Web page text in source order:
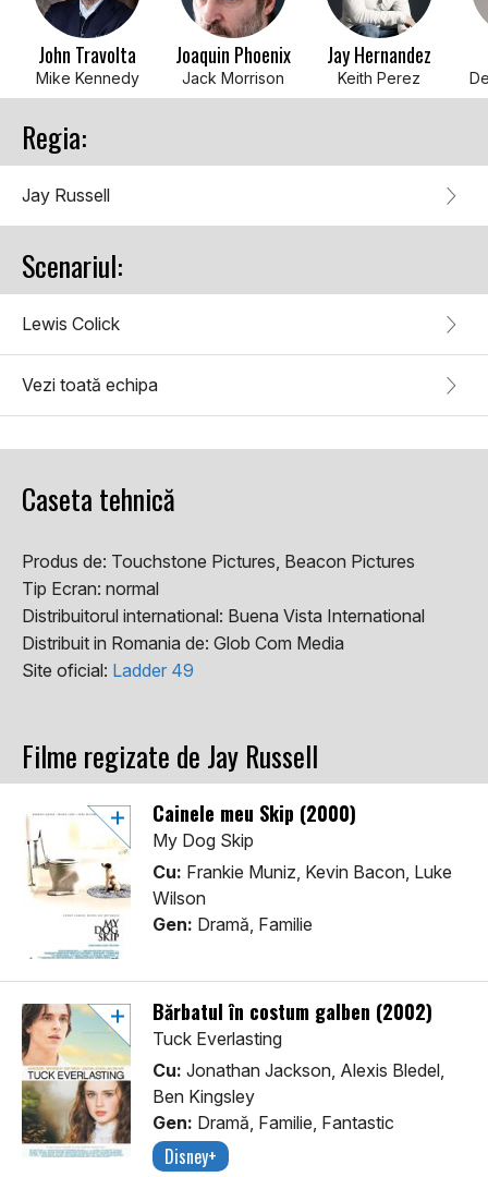
John Travolta
Mike Kennedy
Joaquin Phoenix
Jack Morrison
Jay Hernandez
Keith Perez
Regia:
Jay Russell
Scenariul:
Lewis Colick
Vezi toată echipa
Caseta tehnică
Produs de: Touchstone Pictures, Beacon Pictures
Tip Ecran: normal
Distribuitorul international: Buena Vista International
Distribuit in Romania de: Glob Com Media
Site oficial: Ladder 49
Filme regizate de Jay Russell
Cainele meu Skip (2000)
My Dog Skip
Cu: Frankie Muniz, Kevin Bacon, Luke
Wilson
Gen: Dramă, Familie
Bărbatul în costum galben (2002)
Tuck Everlasting
Cu: Jonathan Jackson, Alexis Bledel,
Ben Kingsley
Gen: Dramă, Familie, Fantastic
Disney+